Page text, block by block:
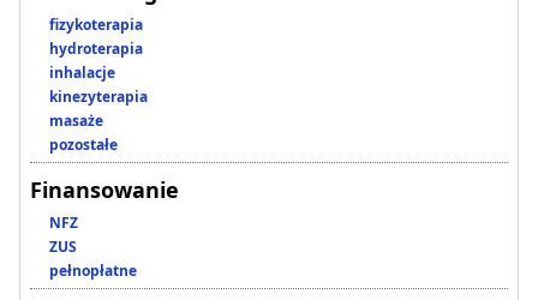
fizykoterapia
hydroterapia
inhalacje
kinezyterapia
masaże
pozostałe
Finansowanie
NFZ
ZUS
pełnopłatne